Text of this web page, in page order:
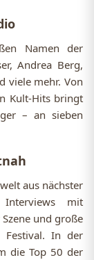
Namen der
Andrea Berg,
viele mehr. Von
Kult-Hits bringt
– an sieben
aus nächster
mit
und große
Festival. In der
die Top 50 der